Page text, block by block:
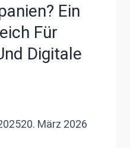
Ein
Für
Digitale
20. März 2026